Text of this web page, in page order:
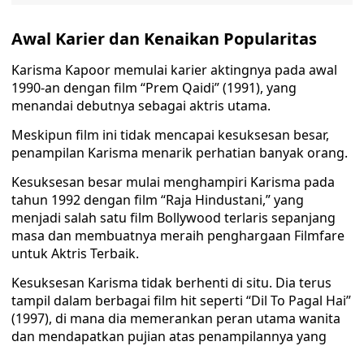
Awal Karier dan Kenaikan Popularitas
Karisma Kapoor memulai karier aktingnya pada awal
1990-an dengan film “Prem Qaidi” (1991), yang
menandai debutnya sebagai aktris utama.
Meskipun film ini tidak mencapai kesuksesan besar,
penampilan Karisma menarik perhatian banyak orang.
Kesuksesan besar mulai menghampiri Karisma pada
tahun 1992 dengan film “Raja Hindustani,” yang
menjadi salah satu film Bollywood terlaris sepanjang
masa dan membuatnya meraih penghargaan Filmfare
untuk Aktris Terbaik.
Kesuksesan Karisma tidak berhenti di situ. Dia terus
tampil dalam berbagai film hit seperti “Dil To Pagal Hai”
(1997), di mana dia memerankan peran utama wanita
dan mendapatkan pujian atas penampilannya yang